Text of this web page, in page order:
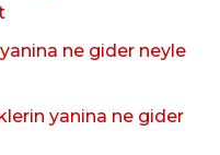
ne gider neyle
yanina ne gider